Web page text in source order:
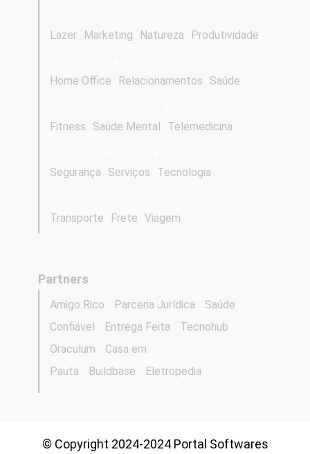
Lazer Marketing Natureza Produtividade
Home Office Relacionamentos Saúde
Fitness Saúde Mental Telemedicina
Segurança Serviços Tecnologia
Transporte Frete Viagem
Partners
Amigo Rico Parceria Jurídica
Saúde
Confiável
Entrega Feita
Tecnohub
Oraculum
Casa em
Pauta
Buildbase Eletropedia
© Copyright 2024-2024 Portal Softwares